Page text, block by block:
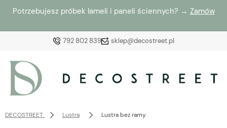
Potrzebujesz próbek lameli i paneli ściennych? → Zamów
792 802 839 sklep@decostreet.pl
DECOSTREET Lustra Lustra bez ramy